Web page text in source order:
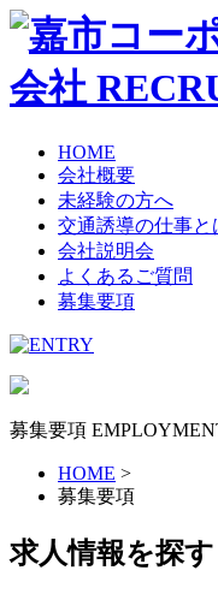
HOME
会社概要
未経験の方へ
交通誘導の仕事と
会社説明会
よくあるご質問
募集要項
募集要項
HOME >
募集要項
求人情報を探す